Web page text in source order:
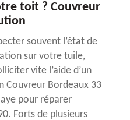
toit ? Couvreur
souvent l’état de
sur votre tuile,
vite l’aide d’un
Couvreur Bordeaux 33
pour réparer
Forts de plusieurs